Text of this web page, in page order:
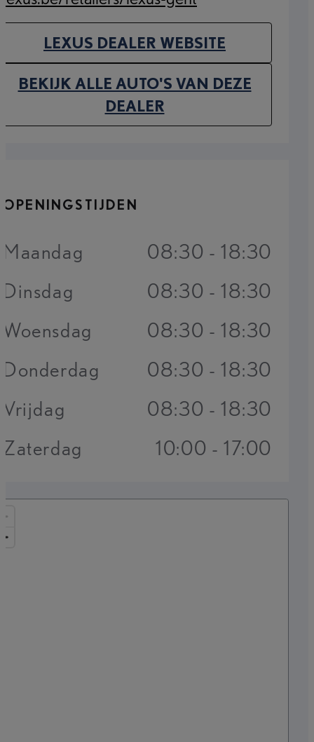
(Opens in new tab)
LEXUS DEALER WEBSITE
(OPENS IN NEW TAB)
BEKIJK ALLE AUTO'S VAN DEZE
DEALER(OPENS IN NEW TAB)
OPENINGSTIJDEN
Maandag
08:30 - 18:30
Dinsdag
08:30 - 18:30
Woensdag
08:30 - 18:30
Donderdag
08:30 - 18:30
Vrijdag
08:30 - 18:30
Zaterdag
10:00 - 17:00